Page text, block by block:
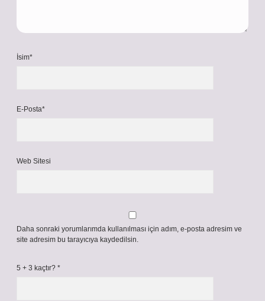
İsim*
E-Posta*
Web Sitesi
Daha sonraki yorumlarımda kullanılması için adım, e-posta adresim ve
site adresim bu tarayıcıya kaydedilsin.
5 + 3 kaçtır? *